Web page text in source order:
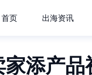
首页 出海资讯
添产品